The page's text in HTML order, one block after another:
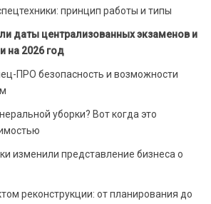
принцип работы и типы
даты централизованных экзаменов и
на 2026 год
ПРО безопасность и возможности
уборки? Вот когда это
изменили представление бизнеса о
реконструкции: от планирования до